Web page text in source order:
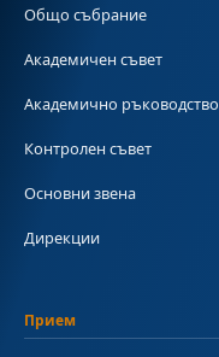
Общо събрание
Академичен съвет
Академично ръководство
Контролен съвет
Основни звена
Дирекции
Прием